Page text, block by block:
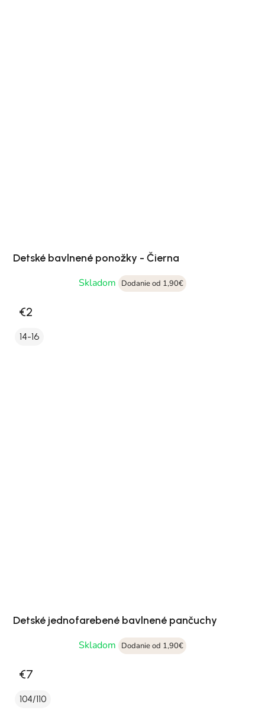
Detské bavlnené ponožky - Čierna
Skladom
Dodanie od 1,90€
€2
14-16
Detské jednofarebené bavlnené pančuchy
Skladom
Dodanie od 1,90€
€7
104/110